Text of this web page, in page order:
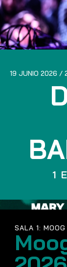
19 JUNIO 2026
1
SALA 1: MOOG